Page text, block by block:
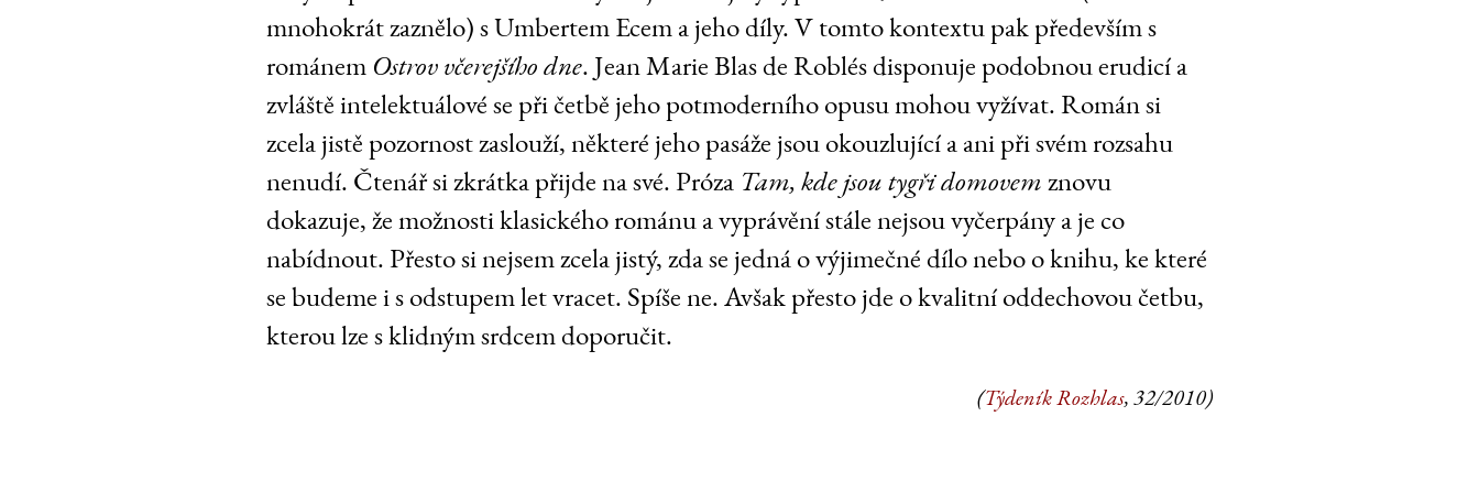
mnohokrát zaznělo) s Umbertem Ecem a jeho díly. V tomto kontextu pak především s
románem Ostrov včerejšího dne. Jean Marie Blas de Roblés disponuje podobnou erudicí a
zvláště intelektuálové se při četbě jeho potmoderního opusu mohou vyžívat. Román si
zcela jistě pozornost zaslouží, některé jeho pasáže jsou okouzlující a ani při svém rozsahu
nenudí. Čtenář si zkrátka přijde na své. Próza Tam, kde jsou tygři domovemznovu
dokazuje, že možnosti klasického románu a vyprávění stále nejsou vyčerpány a je co
nabídnout. Přesto si nejsem zcela jistý, zda se jedná o výjimečné dílo nebo o knihu, ke které
se budeme i s odstupem let vracet. Spíše ne. Avšak přesto jde o kvalitní oddechovou četbu,
kterou lze s klidným srdcem doporučit.
(Týdeník Rozhlas, 32/2010)